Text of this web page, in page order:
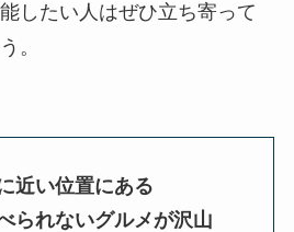
したい人はぜひ立ち寄って
。
近い位置にある
られないグルメが沢山